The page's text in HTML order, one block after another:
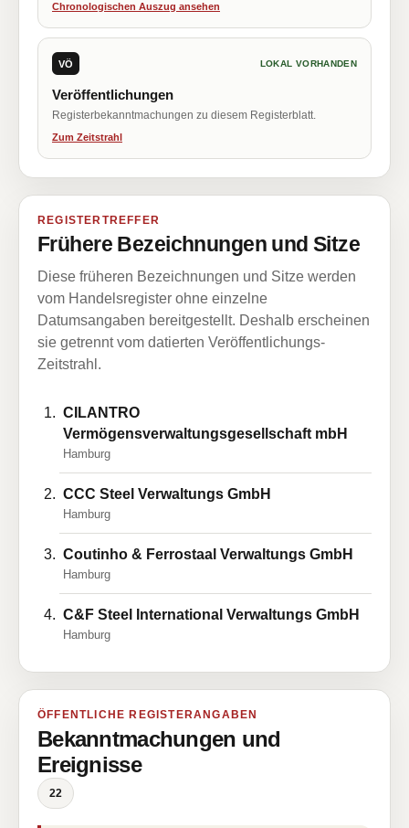
Chronologischen Auszug ansehen
VÖ LOKAL VORHANDEN
Veröffentlichungen
Registerbekanntmachungen zu diesem Registerblatt.
Zum Zeitstrahl
REGISTERTREFFER
Frühere Bezeichnungen und Sitze
Diese früheren Bezeichnungen und Sitze werden
vom Handelsregister ohne einzelne
Datumsangaben bereitgestellt. Deshalb erscheinen
sie getrennt vom datierten Veröffentlichungs-
Zeitstrahl.
CILANTRO
Vermögensverwaltungsgesellschaft mbH
Hamburg
CCC Steel Verwaltungs GmbH
Hamburg
Coutinho & Ferrostaal Verwaltungs GmbH
Hamburg
C&F Steel International Verwaltungs GmbH
Hamburg
ÖFFENTLICHE REGISTERANGABEN
Bekanntmachungen und
Ereignisse
22